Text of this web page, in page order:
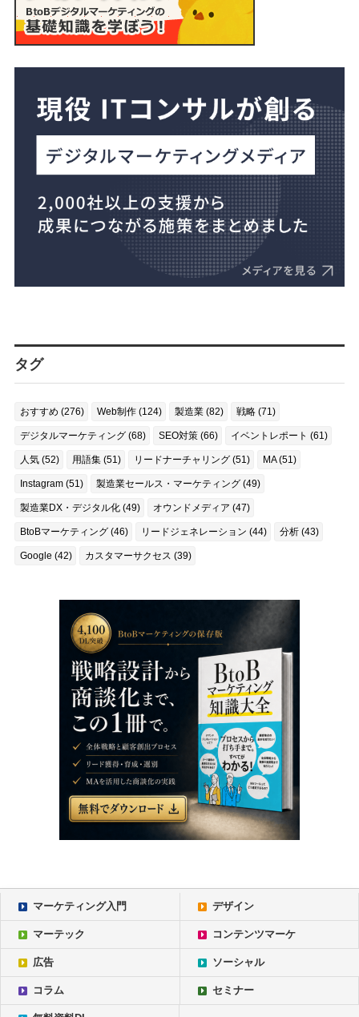
タグ
おすすめ (276) Web制作 (124) 製造業 (82) 戦略 (71)
デジタルマーケティング (68) SEO対策 (66) イベントレポート (61)
人気 (52) 用語集 (51) リードナーチャリング (51) MA (51)
Instagram (51) 製造業セールス・マーケティング (49)
製造業DX・デジタル化 (49) オウンドメディア (47)
BtoBマーケティング (46) リードジェネレーション (44) 分析 (43)
Google (42) カスタマーサクセス (39)
マーケティング入門 デザイン
マーテック コンテンツマーケ
広告 ソーシャル
コラム セミナー